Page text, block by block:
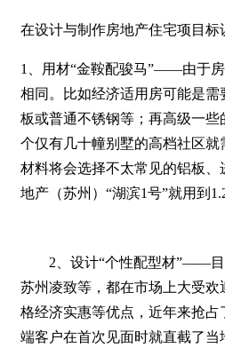
在设计与制作房地产住宅项目
1、用材“金鞍配骏马”——由于
相同。比如经济适用房可能是
板或普通不锈钢等；再高级一
个仅有几十幢别墅的高档社区
材料将会选择不太常见的铝板
地产（苏州）“湖滨1号”就用到
2、设计“个性配型材”——目
苏州凌致等，都在市场上大受
格经济实惠等优点，近年来抢
端客户在首次见面时就直截了